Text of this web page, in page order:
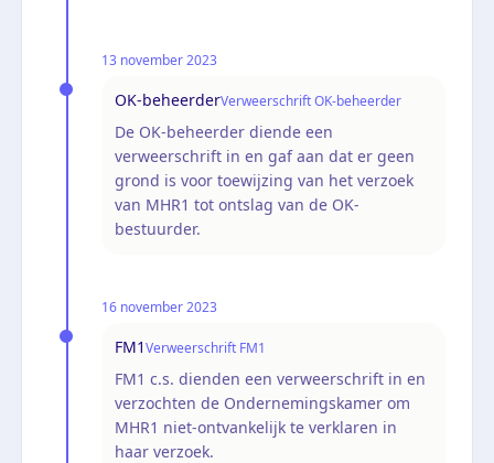
13 november 2023
OK-beheerderVerweerschrift OK-beheerder
De OK-beheerder diende een
verweerschrift in en gaf aan dat er geen
grond is voor toewijzing van het verzoek
van MHR1 tot ontslag van de OK-
bestuurder.
16 november 2023
FM1Verweerschrift FM1
FM1 c.s. dienden een verweerschrift in en
verzochten de Ondernemingskamer om
MHR1 niet-ontvankelijk te verklaren in
haar verzoek.